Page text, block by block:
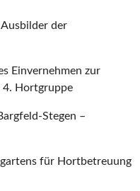
der
Einvernehmen zur
4. Hortgruppe
Stegen –
für Hortbetreuung